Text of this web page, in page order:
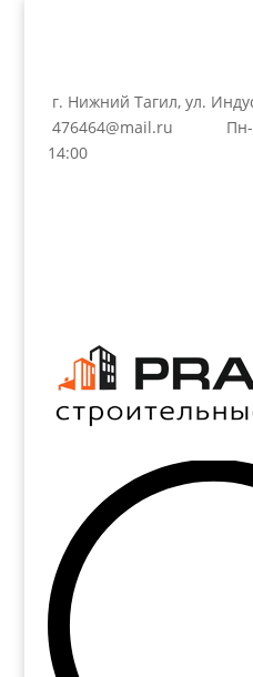
г. Нижний Тагил, ул.
476464@mail.ru
14:00